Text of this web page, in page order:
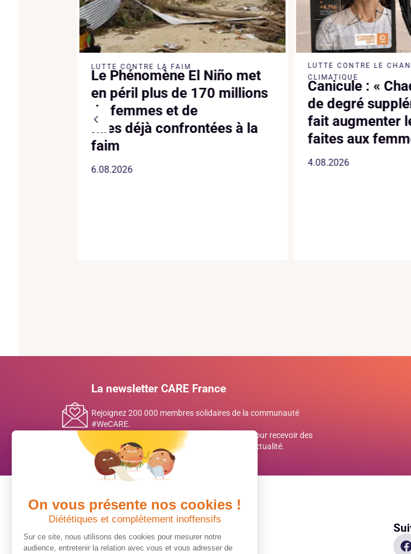
On vous présente nos cookies !
Diététiques et complétement inoffensifs
Sur ce site, nous utilisons des cookies pour mesurer notre
audience, entretenir la relation avec vous et vous adresser de
LUTTE CONTRE LA FAIM
Le Phénomène El Niño met
en péril plus de 170 millions
de femmes et de
filles déjà confrontées à la
faim
6.08.2026
LUTTE CONTRE LE
CLIMATIQUE
Canicule : «
de degré
fait augmenter
faites aux
4.08.2026
La newsletter CARE France
Rejoignez 200 000 membres solidaires de la communauté
#WeCARE.
Inscrivez-vous à notre newsletter mensuelle pour recevoir des
histoires inspirantes et des décryptages de l’actualité.